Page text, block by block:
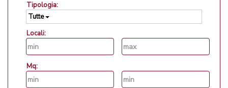
Tipologia:
Tutte
Locali:
Mq: